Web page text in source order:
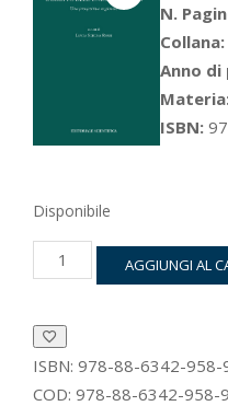
N.
Collana:
Anno di
ISBN:
Disponibile
Servizi
strategici
dell’Unione
europea
quantità
AGGIUNGI AL
ISBN: 978-88-6342-958-
COD: 978-88-6342-958-9